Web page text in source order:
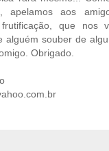
apelamos aos
que nos
alguém souber de
Obrigado.